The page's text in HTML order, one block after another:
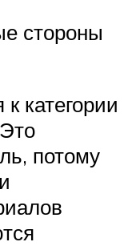
стороны
категории
потому